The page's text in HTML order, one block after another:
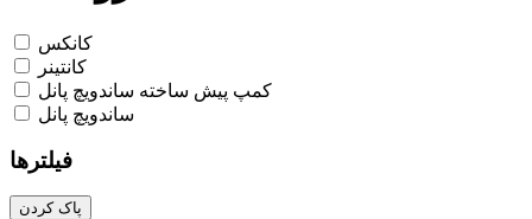
کانکس
کانتینر
کمپ پیش ساخته ساندویچ پانل
ساندویچ پانل
فیلترها
پاک کردن